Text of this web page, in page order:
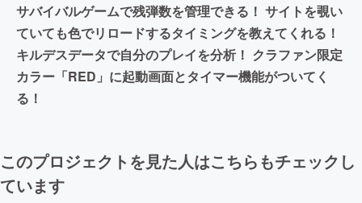
サバイバルゲームで残弾数を管理できる！ サイトを覗い
ていても色でリロードするタイミングを教えてくれる！
キルデスデータで自分のプレイを分析！ クラファン限定
カラー「RED」に起動画面とタイマー機能がついてく
る！
このプロジェクトを見た人はこちらもチェックし
ています